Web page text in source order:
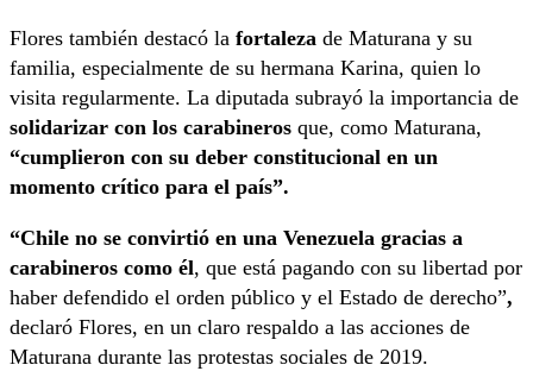
Flores también destacó la fortaleza de Maturana y su
familia, especialmente de su hermana Karina, quien lo
visita regularmente. La diputada subrayó la importancia de
solidarizar con los carabineros que, como Maturana,
“cumplieron con su deber constitucional en un
momento crítico para el país”.
“Chile no se convirtió en una Venezuela gracias a
carabineros como él, que está pagando con su libertad por
haber defendido el orden público y el Estado de derecho”,
declaró Flores, en un claro respaldo a las acciones de
Maturana durante las protestas sociales de 2019.